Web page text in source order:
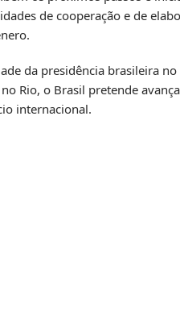
de cooperação e de
da presidência brasileira
Rio, o Brasil pretende
internacional.